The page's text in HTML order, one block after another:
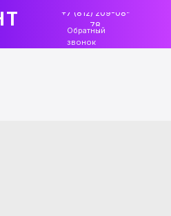
+7 (812) 209-08-
78
Обратный
звонок